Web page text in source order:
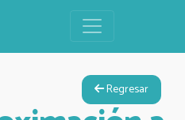
Regresar